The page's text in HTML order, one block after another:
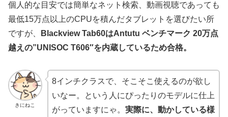
個人的な目安では簡単なネット検索、動画視聴であっても
最低15万点以上のCPUを積んだタブレットを選びたい所
ですが、
Blackview Tab60はAntutu ベンチマーク 20万点
越えの”UNISOC T606″を内蔵しているため合格。
きにねこ
8インチクラスで、そこそこ使えるのが欲し
いなー。という人にぴったりのモデルに仕上
がっていますにゃ。 実際に、動かしている様